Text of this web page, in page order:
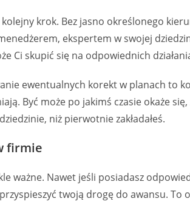
krok. Bez jasno określonego
ekspertem w swojej
Ci skupić się na odpowiednich
ewentualnych korekt w planach to
Być może po jakimś czasie okaże
niż pierwotnie zakładałeś.
firmie
ważne. Nawet jeśli posiadasz
twoją drogę do awansu. To